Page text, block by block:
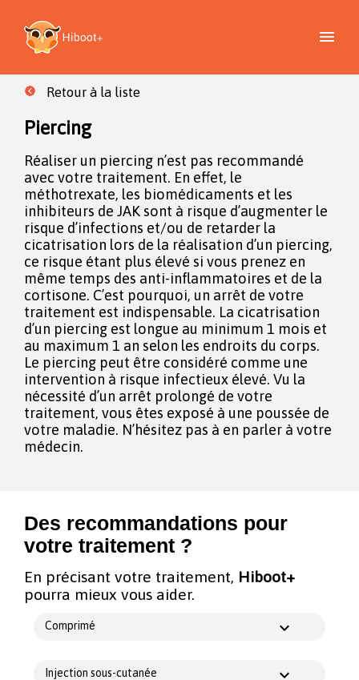
Retour à la liste
Piercing
Réaliser un piercing n’est pas recommandé
avec votre traitement. En effet, le
méthotrexate, les biomédicaments et les
inhibiteurs de JAK sont à risque d’augmenter le
risque d’infections et/ou de retarder la
cicatrisation lors de la réalisation d’un piercing,
ce risque étant plus élevé si vous prenez en
même temps des anti-inflammatoires et de la
cortisone. C’est pourquoi, un arrêt de votre
traitement est indispensable. La cicatrisation
d’un piercing est longue au minimum 1 mois et
au maximum 1 an selon les endroits du corps.
Le piercing peut être considéré comme une
intervention à risque infectieux élevé. Vu la
nécessité d’un arrêt prolongé de votre
traitement, vous êtes exposé à une poussée de
votre maladie. N’hésitez pas à en parler à votre
médecin.
Des recommandations pour
votre traitement ?
En précisant votre traitement, Hiboot+
pourra mieux vous aider.
Comprimé
Injection sous-cutanée